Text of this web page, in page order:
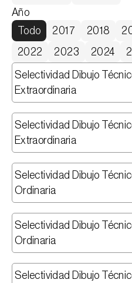
Año
Todo
2017 2018
2022
2023 2024
Selectividad Dibujo
Extraordinaria
Selectividad Dibujo
Extraordinaria
Selectividad Dibujo
Ordinaria
Selectividad Dibujo
Ordinaria
Selectividad Dibujo